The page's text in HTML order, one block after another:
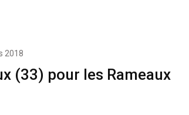
2018
(33) pour les Rameaux